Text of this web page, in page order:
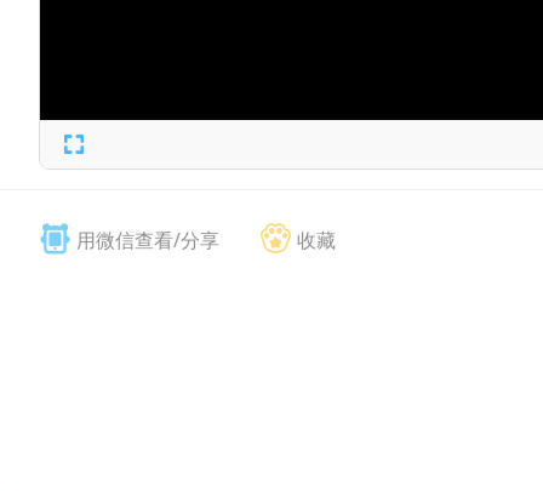
用微信查看/分享 收藏